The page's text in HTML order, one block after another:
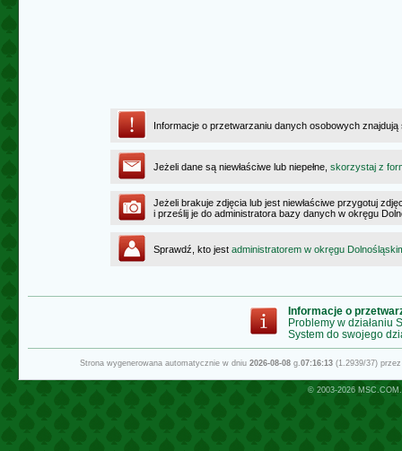
Informacje o przetwarzaniu danych osobowych
Jeżeli dane są niewłaściwe lub niepełne, skorzystaj z
Jeżeli brakuje zdjęcia lub jest niewłaściwe przygotuj
i prześlij je do administratora bazy danych w okręgu
Sprawdź, kto jest administratorem w okręgu
Informacje o
Problemy w działaniu
System do swojego
Strona wygenerowana automatycznie w dniu 2026-08-08g.07:16:13(1.2939/37)
© 2003-2026